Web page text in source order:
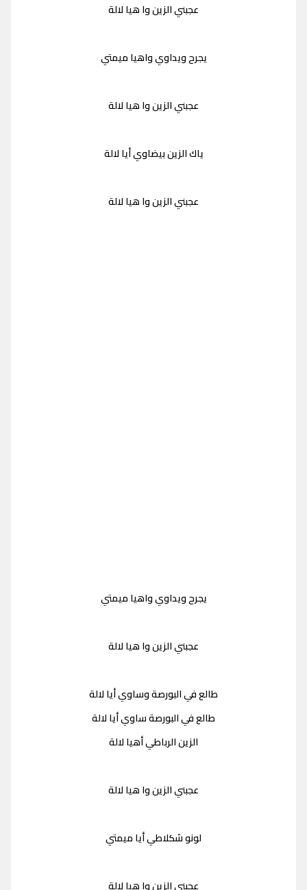
عجبني الزين وا هيا لالة
يجرح ويداوي واهيا ميمتي
عجبني الزين وا هيا لالة
ياك الزين بيضاوي أيا لالة
عجبني الزين وا هيا لالة
يجرح ويداوي واهيا ميمتي
عجبني الزين وا هيا لالة
طالع في البورصة وساوي أيا لالة
طالع في البورصة ساوي أيا لالة
الزين الرباطي أهيا لالة
عجبني الزين وا هيا لالة
لونو شكلاطي أيا ميمتي
عجبني الزين وا هيا لالة